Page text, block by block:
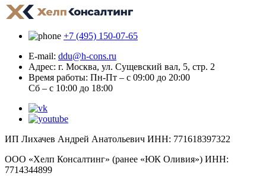
+7 (495) 150-07-65
E-mail: ddu@h-cons.ru
Адрес: г. Москва, ул. Сущевский вал, 5, стр. 2
Время работы: Пн-Пт – с 09:00 до 20:00
Сб – с 10:00 до 18:00
ИП Лихачев Андрей Анатольевич ИНН: 771618397322
ООО «Хелп Консалтинг» (ранее «ЮК Оливия») ИНН:
7714344899